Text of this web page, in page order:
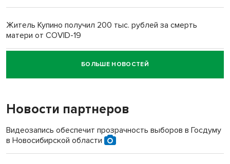
Житель Купино получил 200 тыс. рублей за смерть
матери от COVID-19
Новосибирский суд наказал водителя за смерть
пенсионерки на вокзале
«Мы живём на пастбище!»: в новосибирском селе лошади
терроризируют жителей
Инвалид получил условный срок за избиение врачей
БОЛЬШЕ НОВОСТЕЙ
Новости партнеров
Видеозапись обеспечит прозрачность выборов в Госдуму
в Новосибирской области